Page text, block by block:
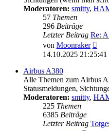
Moderatoren: smitty,
57 Themen
296 Beiträge
Letzter Beitrag Re:
von Moonraker
14.10.2025 21:25:41
Airbus A380
Alle Themen zum Airbus
Statusmeldungen,
Moderatoren: smitty,
225 Themen
6385 Beiträge
Letzter Beitrag